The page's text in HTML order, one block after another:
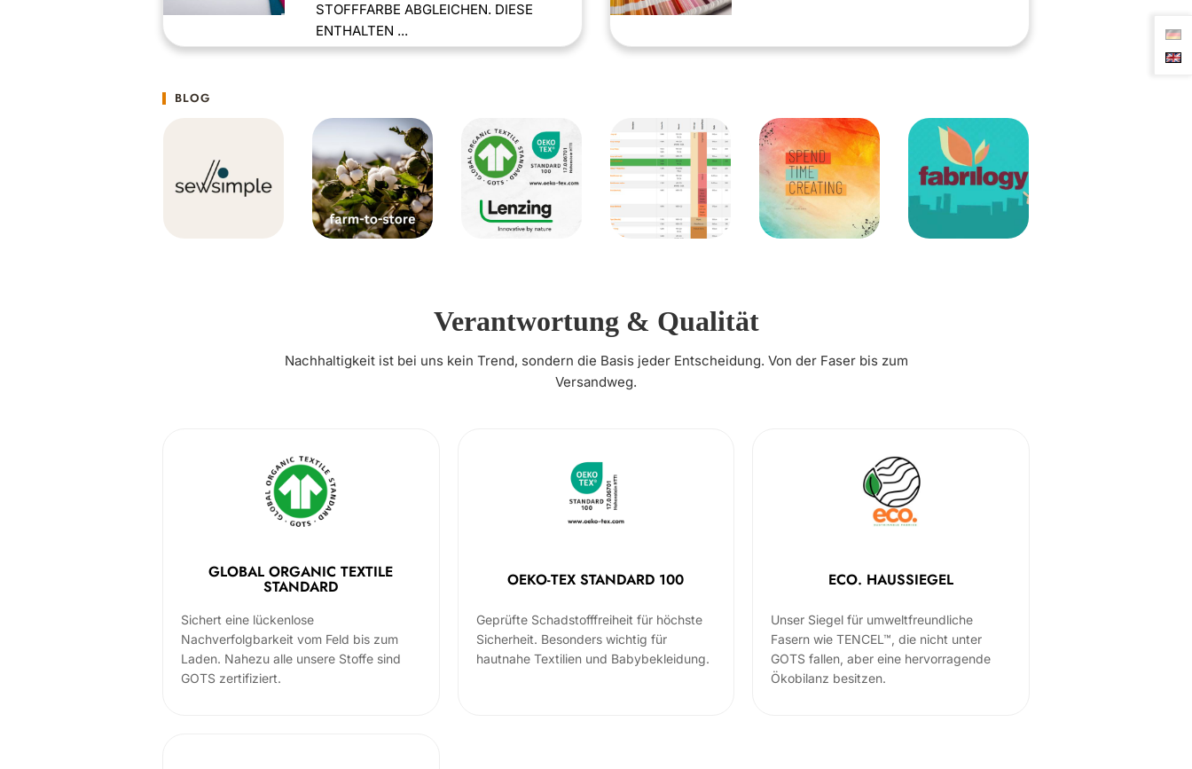
STOFFFARBE ABGLEICHEN. DIESE
ENTHALTEN ...
BLOG
Verantwortung & Qualität
Nachhaltigkeit ist bei uns kein Trend, sondern die Basis jeder Entscheidung. Von der Faser bis zum
Versandweg.
GLOBAL ORGANIC TEXTILE
STANDARD
Sichert eine lückenlose
Nachverfolgbarkeit vom Feld bis zum
Laden. Nahezu alle unsere Stoffe sind
GOTS zertifiziert.
OEKO-TEX STANDARD 100
Geprüfte Schadstofffreiheit für höchste
Sicherheit. Besonders wichtig für
hautnahe Textilien und Babybekleidung.
ECO. HAUSSIEGEL
Unser Siegel für umweltfreundliche
Fasern wie TENCEL™, die nicht unter
GOTS fallen, aber eine hervorragende
Ökobilanz besitzen.